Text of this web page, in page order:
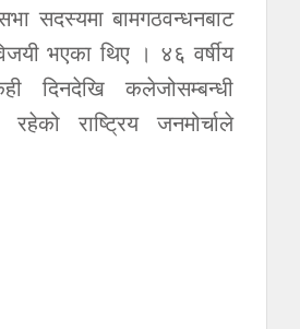
सदस्यमा बामगठवन्धनबाट
भएका थिए । ४६ वर्षीय
दिनदेखि कलेजोसम्बन्धी
रहेको राष्ट्रिय जनमोर्चाले